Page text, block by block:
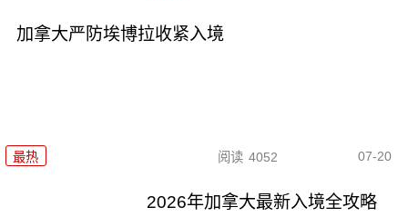
加拿大严防埃博拉收紧入境
最热 阅读 4052 07-20
2026年加拿大最新入境全攻略